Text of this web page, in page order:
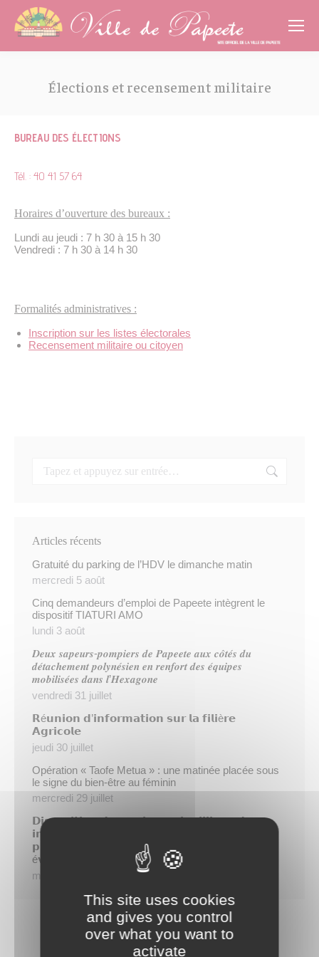
Élections et recensement militaire
BUREAU DES ÉLECTIONS
Tél. : 40 41 57 64
Horaires d’ouverture des bureaux :
Lundi au jeudi : 7 h 30 à 15 h 30
Vendredi : 7 h 30 à 14 h 30
Formalités administratives :
Inscription sur les listes électorales
Recensement militaire ou citoyen
Articles récents
Gratuité du parking de l’HDV le dimanche matin
mercredi 5 août
Cinq demandeurs d’emploi de Papeete intègrent le
dispositif TIATURI AMO
lundi 3 août
𝑫𝒆𝒖𝒙 𝒔𝒂𝒑𝒆𝒖𝒓𝒔-𝒑𝒐𝒎𝒑𝒊𝒆𝒓𝒔 𝒅𝒆 𝑷𝒂𝒑𝒆𝒆𝒕𝒆 𝒂𝒖𝒙 𝒄𝒐̂𝒕𝒆́𝒔 𝒅𝒖
𝒅𝒆́𝒕𝒂𝒄𝒉𝒆𝒎𝒆𝒏𝒕 𝒑𝒐𝒍𝒚𝒏𝒆́𝒔𝒊𝒆𝒏 𝒆𝒏 𝒓𝒆𝒏𝒇𝒐𝒓𝒕 𝒅𝒆𝒔 𝒆́𝒒𝒖𝒊𝒑𝒆𝒔
𝒎𝒐𝒃𝒊𝒍𝒊𝒔𝒆́𝒆𝒔 𝒅𝒂𝒏𝒔 𝒍’𝑯𝒆𝒙𝒂𝒈𝒐𝒏𝒆
vendredi 31 juillet
𝗥é𝘂𝗻𝗶𝗼𝗻 𝗱’𝗶𝗻𝗳𝗼𝗿𝗺𝗮𝘁𝗶𝗼𝗻 𝘀𝘂𝗿 𝗹𝗮 𝗳𝗶𝗹𝗶è𝗿𝗲
𝗔𝗴𝗿𝗶𝗰𝗼𝗹𝗲
jeudi 30 juillet
Opération « Taofe Metua » : une matinée placée sous
le signe du bien-être au féminin
mercredi 29 juillet
𝗗𝗶𝘀𝗽𝗮𝗿𝗶𝘁𝗶𝗼𝗻 𝗱𝗲 𝗻𝗼𝘀 𝗯𝗼𝘂𝗴𝗮𝗶𝗻𝘃𝗶𝗹𝗹𝗶𝗲𝗿𝘀, 𝗱𝗲𝘂𝘅
𝗶𝗻𝗱𝗶𝘃𝗶𝗱𝘂𝘀 𝗶𝗱𝗲𝗻𝘁𝗶𝗳𝗶é𝘀 𝗮𝗽𝗿é𝘀 𝗹𝗲 𝘃𝗼𝗹 𝗱𝗲𝘀
𝗽𝗹𝗮𝗻𝘁𝗲𝘀, 𝗹𝗮 𝗺𝗮𝗶𝗿𝗶𝗲 𝗮𝗽𝗽𝗲𝗹𝗹𝗲 𝗮𝘂 𝗰𝗶𝘃𝗶𝘀𝗺𝗲 𝗽𝗼𝘂𝗿
é𝘃𝗶𝘁𝗲𝗿 𝗹𝗲𝘀 𝘀𝗮𝗻𝗰𝘁𝗶𝗼𝗻𝘀 !
mercredi 29 juillet
Cookies management panel
This site uses cookies
and gives you control
over what you want to
activate